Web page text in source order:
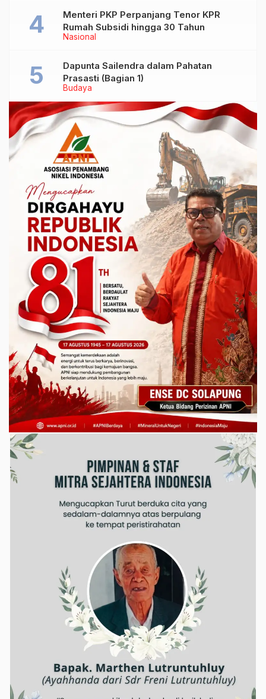
Nasional
Menteri PKP Perpanjang Tenor KPR
Rumah Subsidi hingga 30 Tahun
Budaya
Dapunta Sailendra dalam Pahatan
Prasasti (Bagian 1)